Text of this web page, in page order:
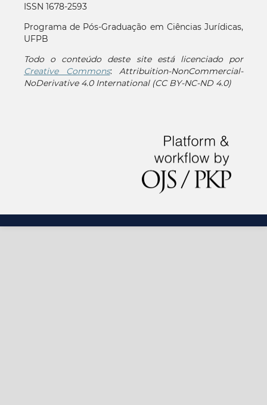
ISSN 1678-2593
Programa de Pós-Graduação em Ciências Jurídicas,
UFPB
Todo o conteúdo deste site está licenciado por
Creative Commons:Attribuition-NonCommercial-
NoDerivative 4.0 International (CC BY-NC-ND 4.0)